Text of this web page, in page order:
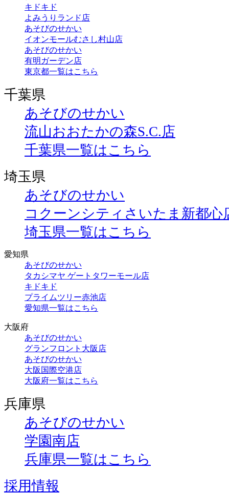
キドキド
よみうりランド店
あそびのせかい
イオンモールむさし村山店
あそびのせかい
有明ガーデン店
東京都一覧はこちら
千葉県
あそびのせかい
流山おおたかの森S.C.店
千葉県一覧はこちら
埼玉県
あそびのせかい
コクーンシティさいたま新都心
埼玉県一覧はこちら
愛知県
あそびのせかい
タカシマヤ ゲートタワーモール店
キドキド
プライムツリー赤池店
愛知県一覧はこちら
大阪府
あそびのせかい
グランフロント大阪店
あそびのせかい
大阪国際空港店
大阪府一覧はこちら
兵庫県
あそびのせかい
学園南店
兵庫県一覧はこちら
採用情報